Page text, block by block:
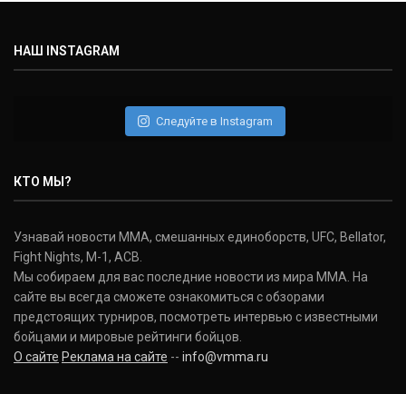
НАШ INSTAGRAM
Следуйте в Instagram
КТО МЫ?
Узнавай новости ММА, смешанных единоборств, UFC, Bellator,
Fight Nights, M-1, ACB.
Мы собираем для вас последние новости из мира ММА. На
сайте вы всегда сможете ознакомиться с обзорами
предстоящих турниров, посмотреть интервью с известными
бойцами и мировые рейтинги бойцов.
О сайте Реклама на сайте -- info@vmma.ru